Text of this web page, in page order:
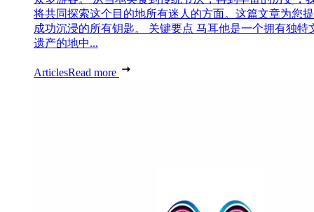
将共同探索这个目的地所有迷人的方面。这篇文章为您
成功沉浸的所有钥匙。 关键要点 马耳他是一个拥有独特
遗产的地中...
ArticlesRead more